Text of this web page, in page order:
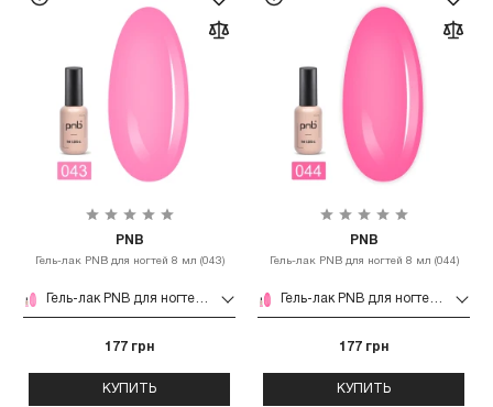
PNB
Гель-лак PNB для ногтей 8 мл (043)
Гель-лак PNB для ногтей 8 мл (043)
177 грн
КУПИТЬ
PNB
Гель-лак PNB для ногтей 8 мл (044)
Гель-лак PNB для ногтей 8 мл (044)
177 грн
КУПИТЬ